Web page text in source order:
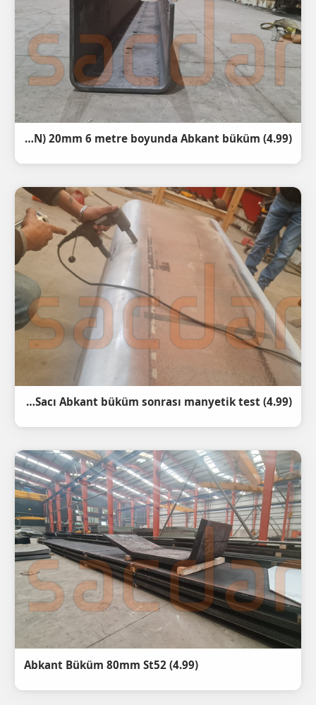
(4.99) st52 (S355J2+N) 20mm 6 metre boyunda Abkant büküm
(4.99) Miilux protection 500 15mm Zırh Sacı Abkant büküm sonrası manyetik test
(4.99) Abkant Büküm 80mm St52